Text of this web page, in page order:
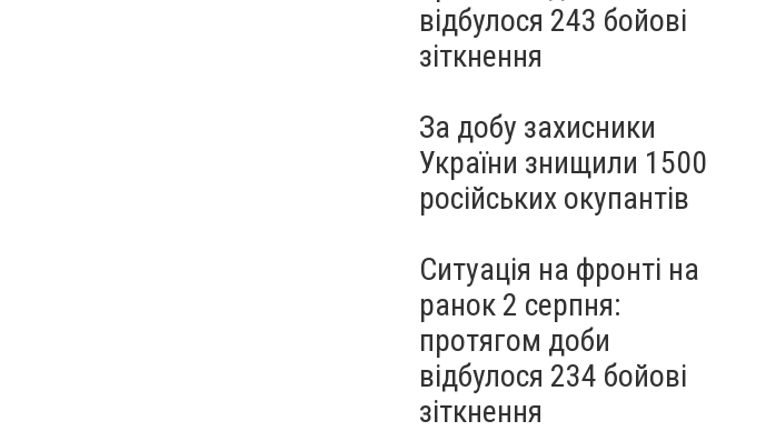
відбулося 243 бойові
зіткнення
За добу захисники
України знищили 1500
російських окупантів
Ситуація на фронті на
ранок 2 серпня:
протягом доби
відбулося 234 бойові
зіткнення